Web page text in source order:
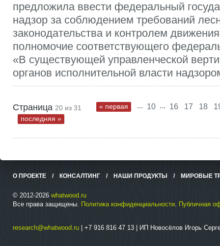
предложила ввести федеральный
надзор за соблюдением требований
законодательства и контролем
полномочие соответствующего
«В существующей управленческой
органов исполнительной власти
Страница 20 из 31 « первая ... 10 ... 16 17 18
последняя »
О ПРОЕКТЕ / КОНСАЛТИНГ / НАШИ ПРОДУКТЫ / МИРОВЫЕ
© 2012-2026 whatwood.ru
Все права защищены. Политика конфиденциальности. Публичная
research@whatwood.ru | +7 916 816 47 13 | ИП Новосёлов Игорь